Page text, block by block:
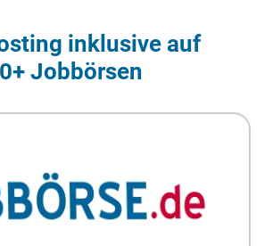
inklusive auf
Jobbörsen